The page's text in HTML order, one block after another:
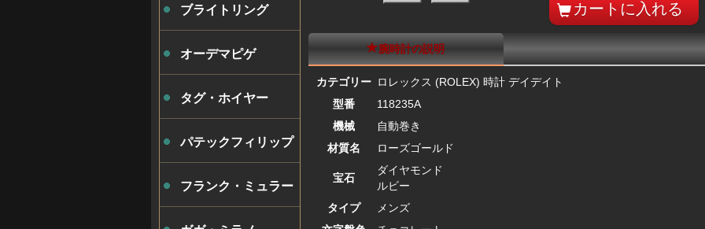
腕時計の説明
カテゴリー ロレックス (ROLEX) 時計 デイデイト
型番
118235A
機械
自動巻き
材質名
ローズゴールド
宝石
ダイヤモンド
ルビー
タイプ
メンズ
ブライトリング
オーデマピゲ
タグ・ホイヤー
パテックフィリップ
フランク・ミュラー